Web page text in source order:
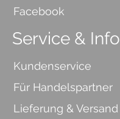
Facebook
Service & Info
Kundenservice
Für Handelspartner
Lieferung & Versand